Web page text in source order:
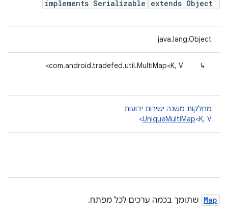
extends Object
implements Serializable
java.lang.Object
↳
com.android.tradefed.util.MultiMap<K, V>
מחלקות משנה ישירות ידועות
UniqueMultiMap<K, V>
Map שתומך בכמה ערכים לכל מפתח.